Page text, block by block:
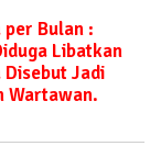
per Bulan :
Libatkan
Disebut Jadi
Wartawan.